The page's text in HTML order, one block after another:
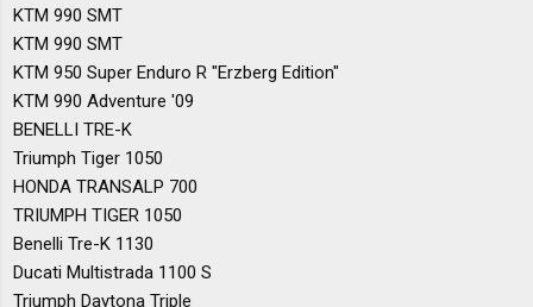
KTM 990 SMT
KTM 990 SMT
KTM 950 Super Enduro R "Erzberg Edition"
KTM 990 Adventure '09
BENELLI TRE-K
Triumph Tiger 1050
HONDA TRANSALP 700
TRIUMPH TIGER 1050
Benelli Tre-K 1130
Ducati Multistrada 1100 S
Triumph Daytona Triple